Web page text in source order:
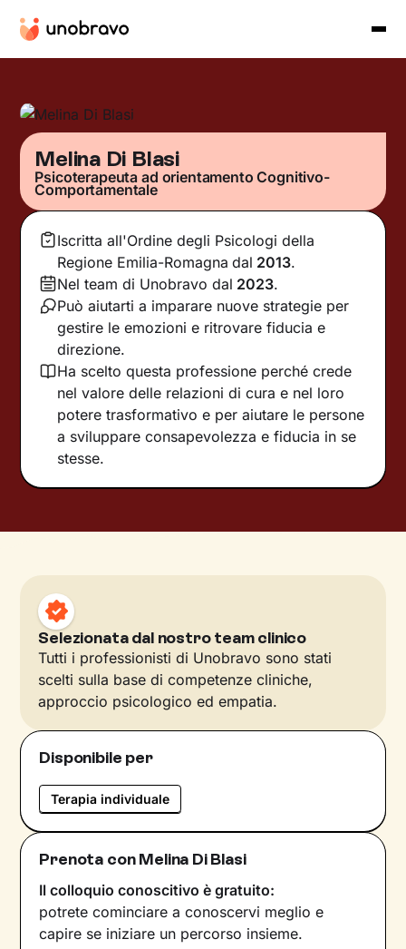
Melina Di Blasi
Psicoterapeuta ad orientamento Cognitivo-
Comportamentale
Iscritta all'Ordine degli Psicologi della
Regione Emilia-Romagna dal 2013.
Nel team di Unobravo dal 2023.
Può aiutarti a imparare nuove strategie per
gestire le emozioni e ritrovare fiducia e
direzione.
Ha scelto questa professione perché crede
nel valore delle relazioni di cura e nel loro
potere trasformativo e per aiutare le persone
a sviluppare consapevolezza e fiducia in se
stesse.
Selezionata dal nostro team clinico
Tutti i professionisti di Unobravo sono stati
scelti sulla base di competenze cliniche,
approccio psicologico ed empatia.
Disponibile per
Terapia individuale
Prenota con Melina Di Blasi
Il colloquio conoscitivo è gratuito:
potrete cominciare a conoscervi meglio e
capire se iniziare un percorso insieme.